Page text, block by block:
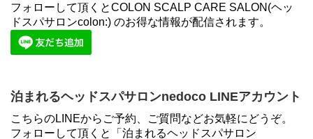
フォローして頂くとCOLON SCALP CARE SALON(ヘッ
ドスパサロンcolon:) のお得な情報が配信されます。
泊まれるヘッドスパサロンnedoco LINEアカウント
こちらのLINEからご予約、ご質問などお気軽にどうぞ。
フォローして頂くと「泊まれるヘッドスパサロン